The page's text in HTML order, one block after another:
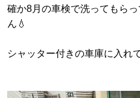
確か8月の車検で洗ってもら
ん💧
シャッター付きの車庫に入れ